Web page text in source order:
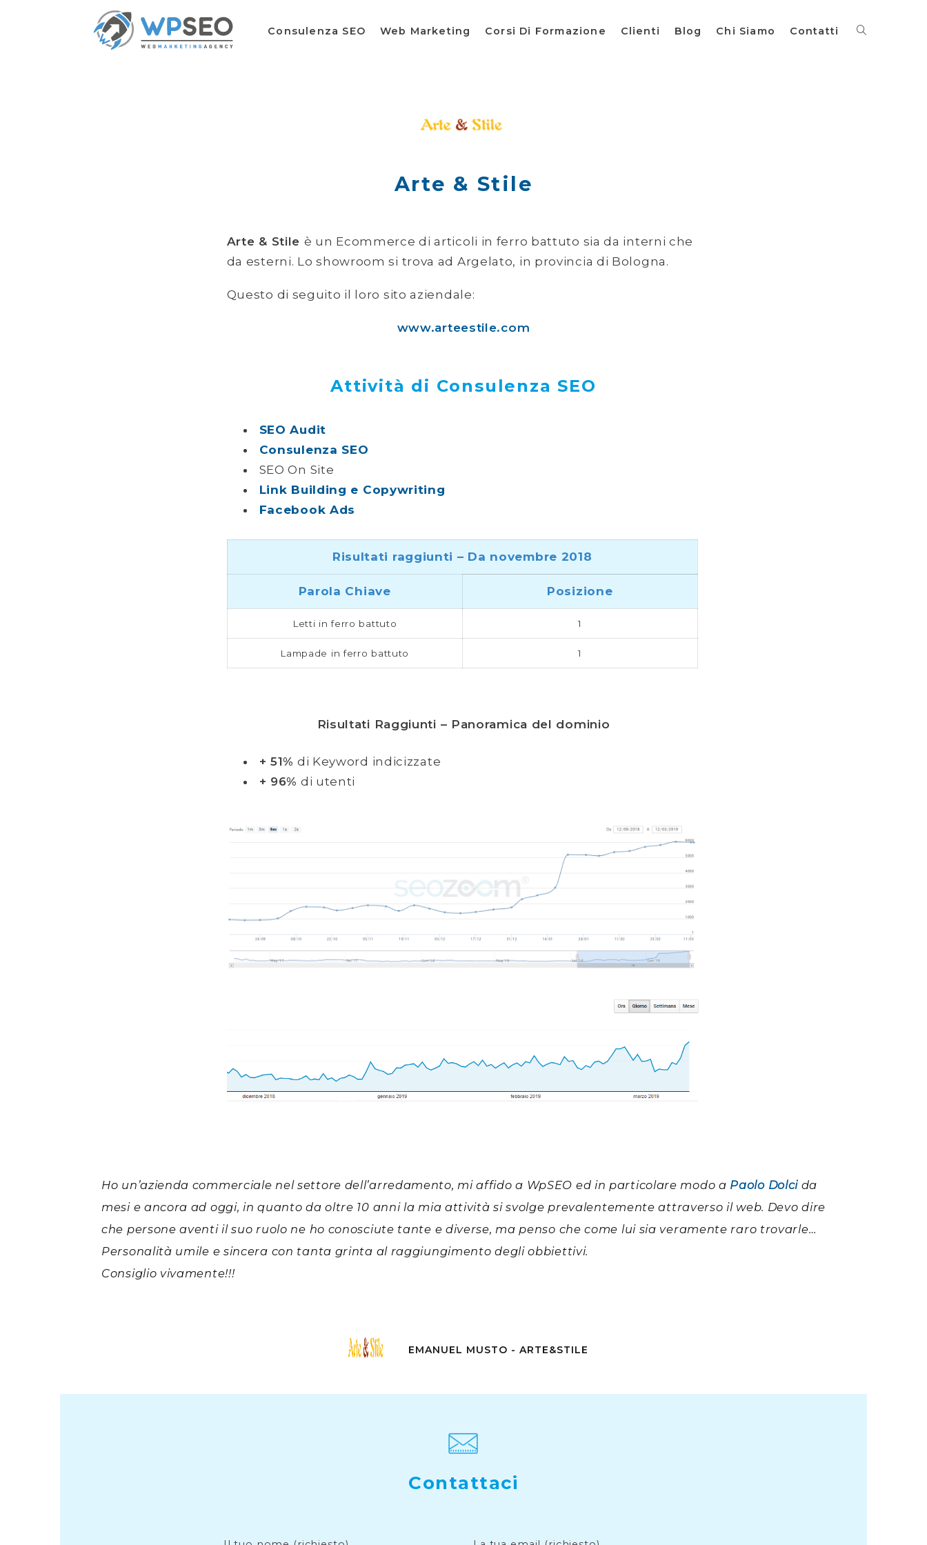
Consulenza SEO Web Marketing Corsi Di Formazione Clienti Blog Chi Siamo Contatti
Arte & Stile
Arte & Stile è un Ecommerce di articoli in ferro battuto sia da interni che
da esterni. Lo showroom si trova ad Argelato, in provincia di Bologna.
Questo di seguito il loro sito aziendale:
www.arteestile.com
Attività di Consulenza SEO
SEO Audit
Consulenza SEO
SEO On Site
Link Building e Copywriting
Facebook Ads
Risultati raggiunti – Da novembre 2018
Parola Chiave Posizione
Letti in ferro battuto 1
Lampade in ferro battuto 1
Risultati Raggiunti – Panoramica del dominio
+ 51% di Keyword indicizzate
+ 96% di utenti
Ho un’azienda commerciale nel settore dell’arredamento, mi affido a WpSEO ed in particolare modo a Paolo Dolci da
mesi e ancora ad oggi, in quanto da oltre 10 anni la mia attività si svolge prevalentemente attraverso il web. Devo dire
che persone aventi il suo ruolo ne ho conosciute tante e diverse, ma penso che come lui sia veramente raro trovarle…
Personalità umile e sincera con tanta grinta al raggiungimento degli obbiettivi.
Consiglio vivamente!!!
EMANUEL MUSTO - ARTE&STILE
Contattaci